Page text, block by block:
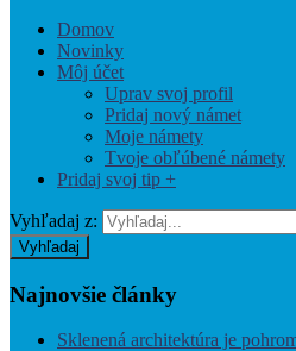
Domov
Novinky
Môj účet
Uprav svoj profil
Pridaj nový námet
Moje námety
Tvoje obľúbené námety
Pridaj svoj tip +
Vyhľadaj z:
Vyhľadaj
Najnovšie články
Sklenená architektúra je